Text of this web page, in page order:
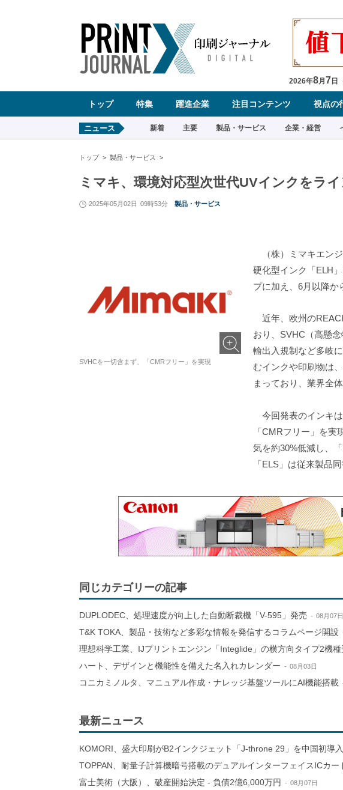
ア
ゲ
ン
2026年8月 7 日
トップ 特集 躍進企業 注目コンテンツ 視点の
ニュース 新着 主要 製品・サービス 企業・経営
トップ 製品・サービス
ミマキ、環境対応型次世代UVインクをラ
2025年05月02日 09時53分 製品・サービス
SVHCを一切含まず、「CMRフリー」を実現
（株）ミマキエン
硬化型インク「ELH
プに加え、6月以降か
近年、欧州の
おり、SVHC（高懸
輸出入規制など多岐
むインクや印刷物は
まっており、業界全
今回発表のインキ
「CMRフリー」を
気を約30%低減し、
「ELS」は従来製品
同じカテゴリーの記事
DUPLODEC、処理速度が向上した自動断裁機「V-595」発売 08月07日
T&K TOKA、製品・技術など多彩な情報を発信するコラムページ開設
理想科学工業、IJプリントエンジン「Integlide」の横方向タイプ2機
ハート、デザインと機能性を備えた名入れカレンダー 08月03日
コニカミノルタ、マニュアル作成・ナレッジ基盤ツールにAI機能搭載
最新ニュース
KOMORI、盛大印刷がB2インクジェット「J-throne 29」を中国初導入
TOPPAN、耐量子計算機暗号搭載のデュアルインターフェイスICカー
富士美術（大阪）、破産開始決定 - 負債2億6,000万円 08月07日